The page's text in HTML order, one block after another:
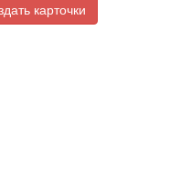
карточки